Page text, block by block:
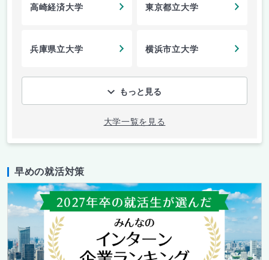
高崎経済大学 東京都立大学
兵庫県立大学 横浜市立大学
もっと見る
大学一覧を見る
早めの就活対策